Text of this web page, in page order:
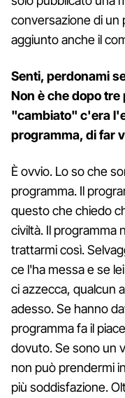
conversazione di un
aggiunto anche il
Senti, perdonami
Non è che dopo
"cambiato" c'era
programma, di far
È ovvio. Lo so che
programma. Il
questo che chiedo
civiltà. Il programma
trattarmi così.
ce l'ha messa e se
ci azzecca, qualcun
adesso. Se hanno
programma fa il
dovuto. Se sono un
non può prendermi
più soddisfazione.